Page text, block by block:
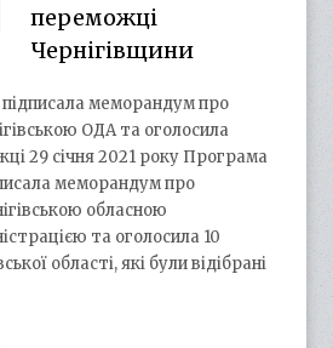
переможці
Чернігівщини
меморандум про
ОДА та оголосила
29 січня 2021 року Програма
меморандум про
обласною
та оголосила 10
області, які були відібрані